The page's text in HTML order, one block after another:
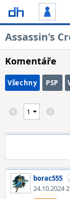
Assassin's
Komentáře
Všechny PSP
borac555
24.10.2024